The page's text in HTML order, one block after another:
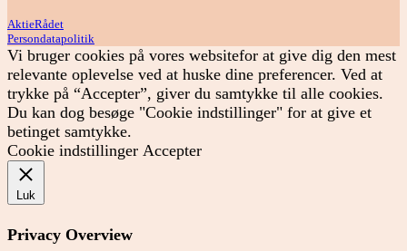
AktieRådet
Persondatapolitik
Vi bruger cookies på vores websitefor at give dig den mest
relevante oplevelse ved at huske dine preferencer. Ved at
trykke på “Accepter”, giver du samtykke til alle cookies.
Du kan dog besøge "Cookie indstillinger" for at give et
betinget samtykke.
Cookie indstillinger Accepter
Luk
Privacy Overview